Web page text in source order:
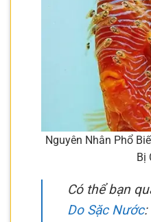
Nguyên Nhân Phổ
Bị
Có thể bạn
Do Sặc Nước: